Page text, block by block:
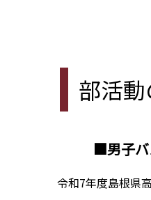
部活動
■男子バ
令和7年度島根県